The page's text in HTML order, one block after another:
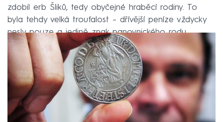
zdobil erb Šliků, tedy obyčejné hraběcí rodiny. To
byla tehdy velká troufalost – dřívější peníze vždycky
nesly pouze a jedině znak panovnického rodu.